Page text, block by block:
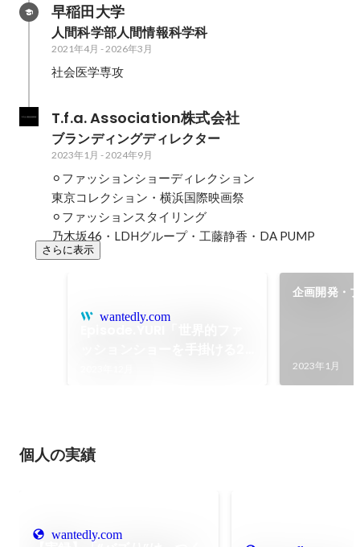
早稲田大学
人間科学部人間情報科学科
2021年4月 - 2026年3月
社会医学専攻
T.f.a. Association株式会社
ブランディングディレクター
2023年1月 - 2024年9月
⚪︎ファッションショーディレクション
東京コレクション・横浜国際映画祭
⚪︎ファッションスタイリング
乃木坂46・LDHグループ・工藤静香・DA PUMP
さらに表示
wantedly.com
企画開発・
2023年1月
個人の実績
wantedly.com